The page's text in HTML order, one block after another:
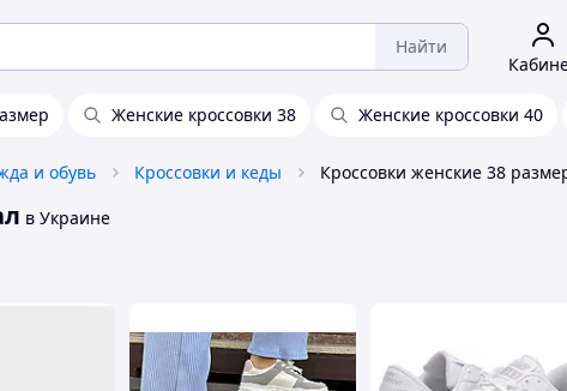
Найти
Женские кроссовки 38 Женские кроссовки 40
и обувь Кроссовки и кеды
в Украине